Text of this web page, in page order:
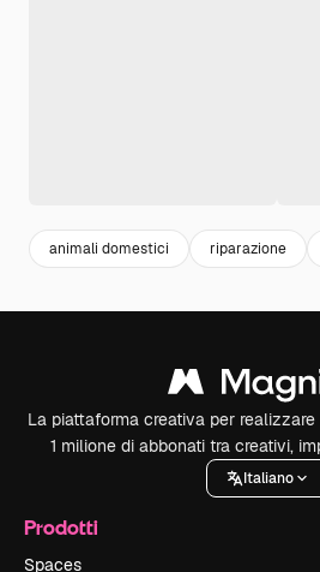
animali domestici riparazione
La piattaforma creativa per
1 milione di abbonati tra creativi,
Italiano
Prodotti
Spaces